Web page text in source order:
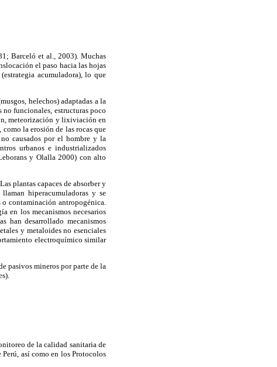
Barceló et al., 2003). Muchas
el paso hacia las hojas
acumuladora), lo que
helechos) adaptadas a la
funcionales, estructuras poco
meteorización y lixiviación en
la erosión de las rocas que
causados por el hombre y la
urbanos e industrializados
y Olalla 2000) con alto
plantas capaces de absorber y
hiperacumuladoras y se
contaminación antropogénica.
en los mecanismos necesarios
han desarrollado mecanismos
y metaloides no esenciales
electroquímico similar
pasivos mineros por parte de la
de la calidad sanitaria de
así como en los Protocolos